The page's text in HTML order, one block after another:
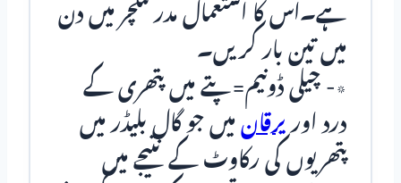
ہے۔اس کا استعمال مدر ٹنکچر میں دن
میں تین بار کریں۔
٭- چیلی ڈونیم=پتے میں پتھری کے
درد اوریرقان میں جو گال بلیڈر میں
پتھریوں کی رکاوٹ کے نتیجے میں